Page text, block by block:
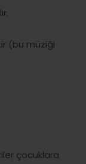
(bu müziği
çocuklara